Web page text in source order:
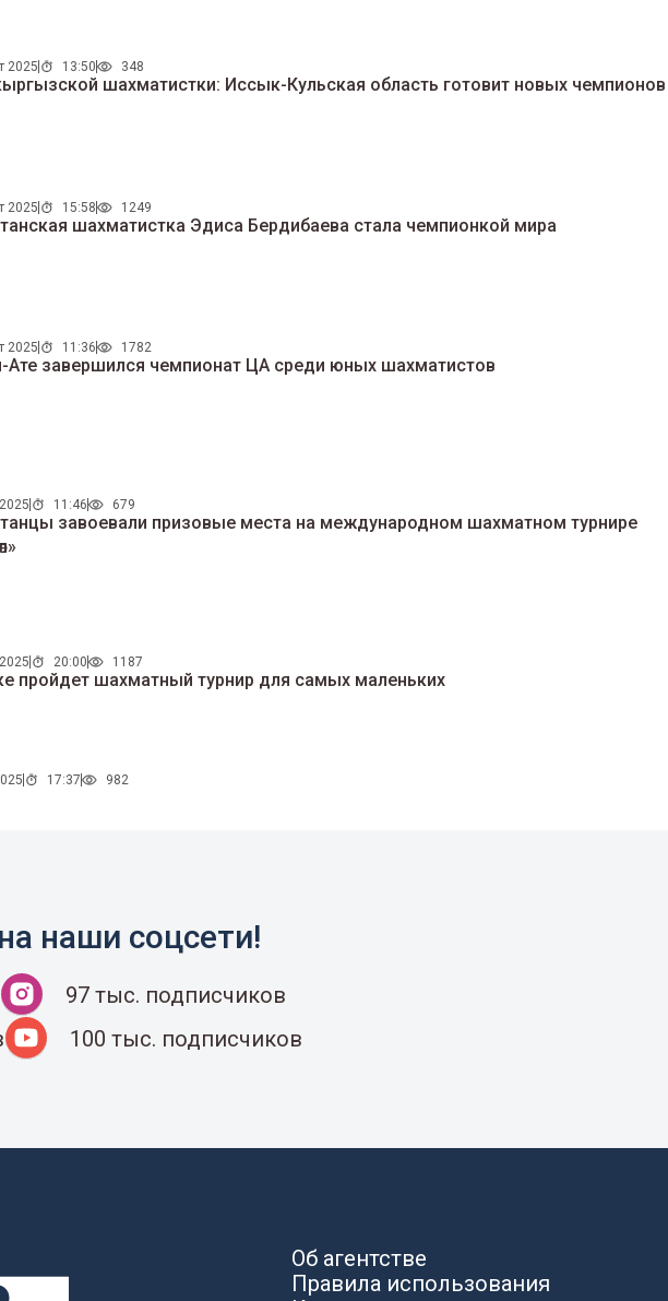
2025 13:50 348
шахматистки: Иссык-Кульская область готовит новых чемпионов
2025 15:58 1249
шахматистка Эдиса Бердибаева стала чемпионкой мира
2025 11:36 1782
Ате завершился чемпионат ЦА среди юных шахматистов
11:46 679
завоевали призовые места на международном шахматном турнире
20:00 1187
пройдет шахматный турнир для самых маленьких
17:37 982
наши соцсети!
97 тыс. подписчиков
100 тыс. подписчиков
Об агентстве
Правила использования